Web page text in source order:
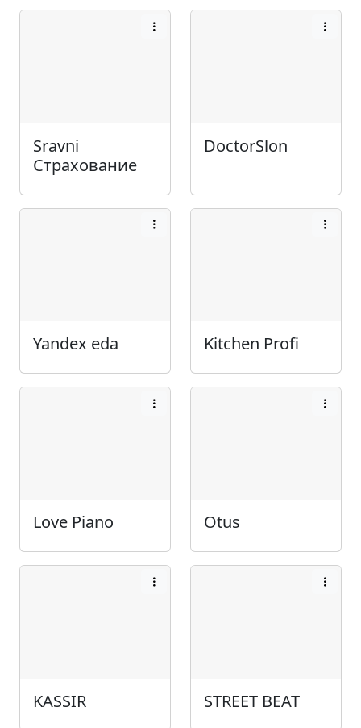
Sravni
Страхование
DoctorSlon
Yandex eda Kitchen Profi
Love Piano Otus
KASSIR STREET BEAT